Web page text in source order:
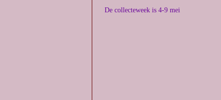
De collecteweek is 4-9 mei